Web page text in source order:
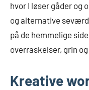
hvor I løser gåder
og alternative
på de hemmelige
overraskelser, grin
Kreative